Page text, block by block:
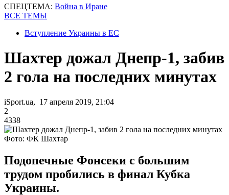
СПЕЦТЕМА: Война в Иране
ВСЕ ТЕМЫ
Вступление Украины в ЕС
Шахтер дожал Днепр-1, забив
2 гола на последних минутах
iSport.ua, 17 апреля 2019, 21:04
2
4338
Фото: ФК Шахтар
Подопечные Фонсеки с большим
трудом пробились в финал Кубка
Украины.